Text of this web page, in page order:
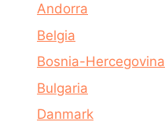
Andorra
Belgia
Bosnia-Hercegovina
Bulgaria
Danmark